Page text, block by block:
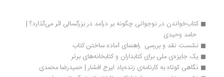
حامد وحیدی
نشست نقد و بررسی  راهنمای آماده ساختن کتاب
یک جایزه‌ی ملی برای کتابداران و کتابخانه‌های برتر
نگاهی کوتاه به کارنامه‌ی زنده‌یاد ایرج افشار | حمیدرضا محمدی